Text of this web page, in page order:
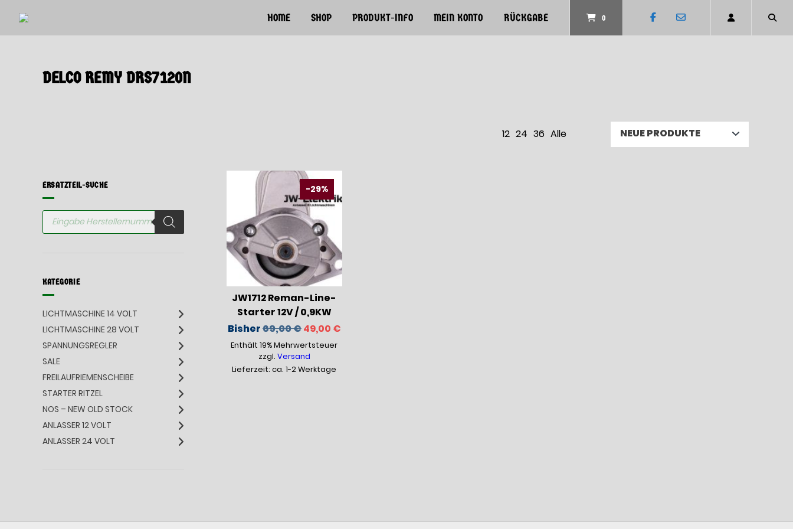
zum
HOME SHOP PRODUKT-INFO MEIN KONTO RÜCKGABE 0
DELCO REMY DRS7120N
12 24 36 Alle
-29%
JW1712 Reman-Line-
Starter 12V / 0,9KW
Bisher69,00€Ursprünglicher
Preis
war:
69,00 €
49,00 €Aktueller
Enthält 19% Mehrwertsteuer
zzgl. Versand
Lieferzeit: ca. 1-2 Werktage
ERSATZTEIL-SUCHE
Products
search
KATEGORIE
LICHTMASCHINE 14 VOLT
LICHTMASCHINE 28 VOLT
SPANNUNGSREGLER
SALE
FREILAUFRIEMENSCHEIBE
STARTER RITZEL
NOS – NEW OLD STOCK
ANLASSER 12 VOLT
ANLASSER 24 VOLT